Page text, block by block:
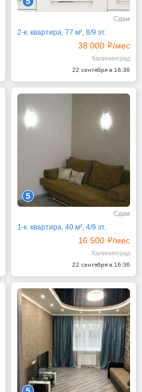
Сдам
2-к. квартира, 77 м², 8/9 эт.
38 000 /мес
Калининград
22 сентября в 16:36
5
Сдам
1-к. квартира, 40 м², 4/9 эт.
16 500 /мес
Калининград
22 сентября в 16:36